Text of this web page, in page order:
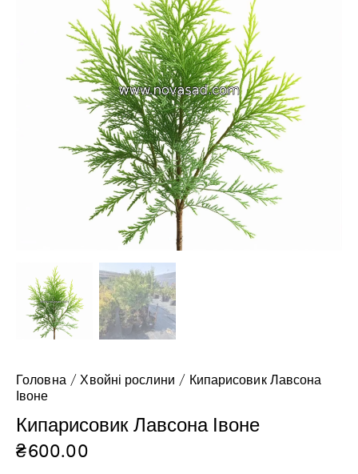
Головна Хвойні рослини
Кипарисовик Лавсона
Івоне
Кипарисовик Лавсона Івоне
₴600.00